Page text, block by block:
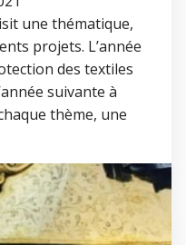
une thématique,
projets. L’année
des textiles
suivante à
thème, une